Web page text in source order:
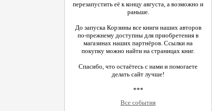
перезапустить её к концу августа, а возможно и
раньше.
До запуска Корзины все книги наших авторов
по-прежнему доступны для приобретения в
магазинах наших партнёров. Ссылки на
покупку можно найти на страницах книг.
Спасибо, что остаётесь с нами и помогаете
делать сайт лучше!
***
Все события